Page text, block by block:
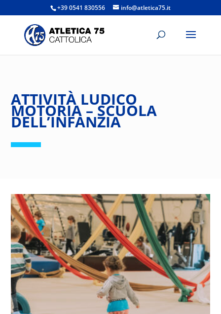
+39 0541 830556 info@atletica75.it
ATTIVITÀ LUDICO
MOTORIA – SCUOLA
DELL’INFANZIA